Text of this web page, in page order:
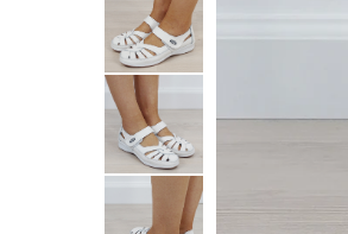
Incaltamine primavara-vara piele
Imbracaminte
Camasi si topuri
Blugi si pantaloni
Pulovere si cardigane